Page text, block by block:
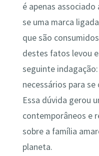
é apenas
se uma marca
que são
destes fatos levou
seguinte
necessários para se
Essa dúvida gerou
contemporâneos e
sobre a família
planeta.